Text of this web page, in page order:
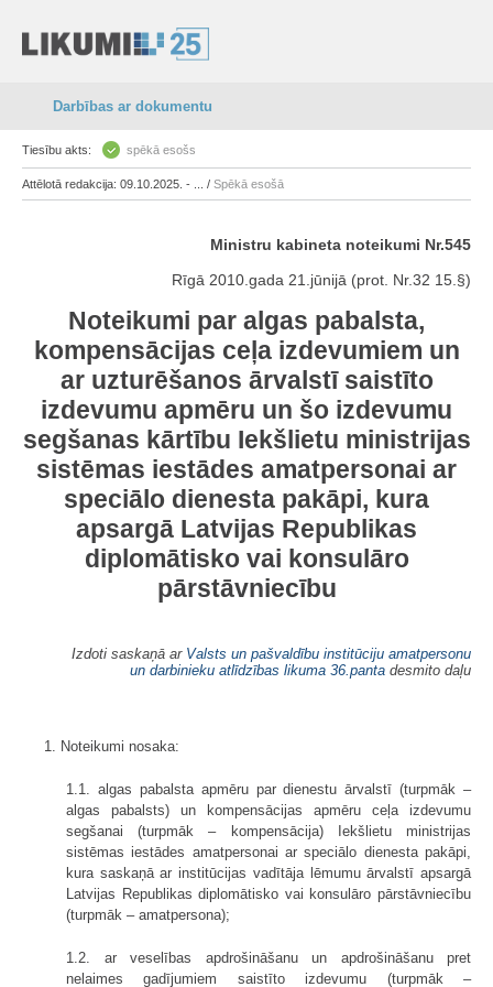
Darbības ar dokumentu
Tiesību akts: spēkā esošs
Attēlotā redakcija: 09.10.2025. - ... / Spēkā esošā
Ministru kabineta noteikumi Nr.545
Rīgā 2010.gada 21.jūnijā (prot. Nr.32 15.§)
Noteikumi par algas pabalsta,
kompensācijas ceļa izdevumiem un
ar uzturēšanos ārvalstī saistīto
izdevumu apmēru un šo izdevumu
segšanas kārtību Iekšlietu ministrijas
sistēmas iestādes amatpersonai ar
speciālo dienesta pakāpi, kura
apsargā Latvijas Republikas
diplomātisko vai konsulāro
pārstāvniecību
Izdoti saskaņā ar Valsts un pašvaldību institūciju amatpersonu
un darbinieku atlīdzības likuma 36.panta desmito daļu
1. Noteikumi nosaka:
1.1. algas pabalsta apmēru par dienestu ārvalstī (turpmāk –
algas pabalsts) un kompensācijas apmēru ceļa izdevumu
segšanai (turpmāk – kompensācija) Iekšlietu ministrijas
sistēmas iestādes amatpersonai ar speciālo dienesta pakāpi,
kura saskaņā ar institūcijas vadītāja lēmumu ārvalstī apsargā
Latvijas Republikas diplomātisko vai konsulāro pārstāvniecību
(turpmāk – amatpersona);
1.2. ar veselības apdrošināšanu un apdrošināšanu pret
nelaimes gadījumiem saistīto izdevumu (turpmāk –